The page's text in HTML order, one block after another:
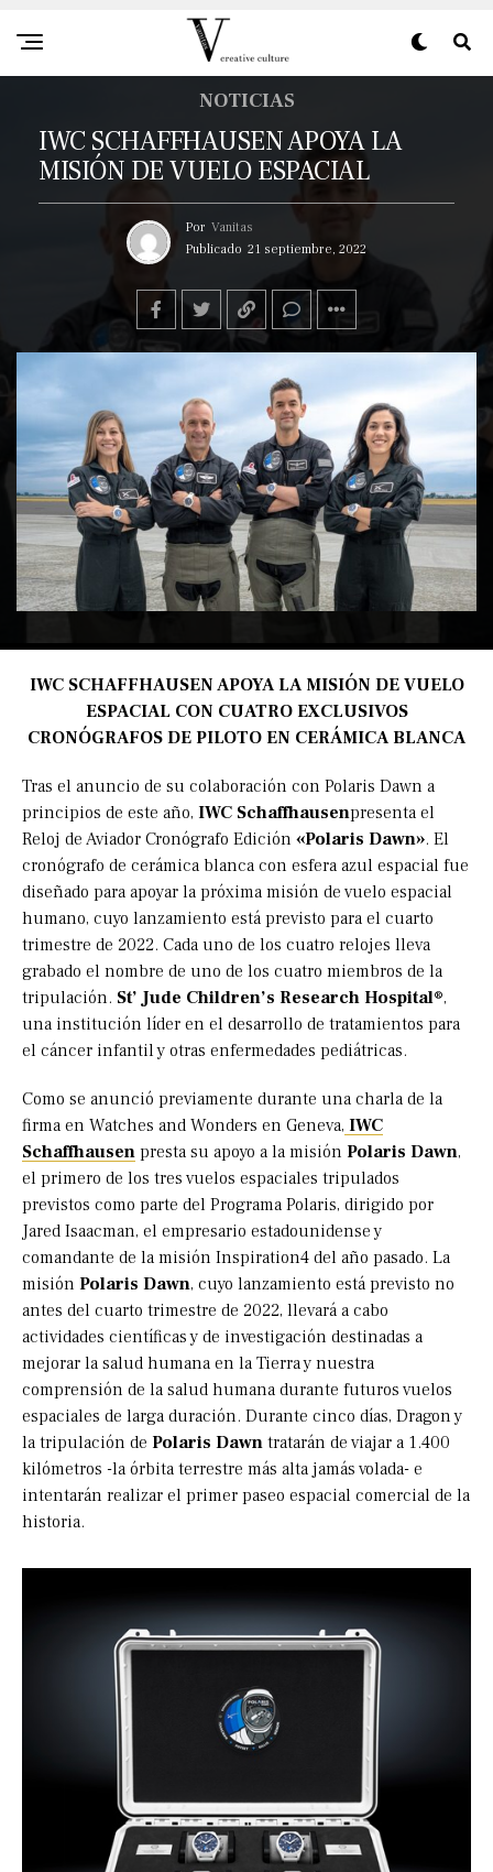
NOTICIAS
IWC SCHAFFHAUSEN APOYA LA
MISIÓN DE VUELO ESPACIAL
Por Vanitas
Publicado 21 septiembre, 2022
IWC SCHAFFHAUSEN APOYA LA MISIÓN DE VUELO
ESPACIAL CON CUATRO EXCLUSIVOS
CRONÓGRAFOS DE PILOTO EN CERÁMICA BLANCA
Tras el anuncio de su colaboración con Polaris Dawn a
principios de este año, IWC Schaffhausenpresenta el
Reloj de Aviador Cronógrafo Edición «Polaris Dawn». El
cronógrafo de cerámica blanca con esfera azul espacial fue
diseñado para apoyar la próxima misión de vuelo espacial
humano, cuyo lanzamiento está previsto para el cuarto
trimestre de 2022. Cada uno de los cuatro relojes lleva
grabado el nombre de uno de los cuatro miembros de la
tripulación. St’ Jude Children’s Research Hospital®,
una institución líder en el desarrollo de tratamientos para
el cáncer infantil y otras enfermedades pediátricas.
Como se anunció previamente durante una charla de la
firma en Watches and Wonders en Geneva, IWC
Schaffhausen presta su apoyo a la misión Polaris Dawn,
el primero de los tres vuelos espaciales tripulados
previstos como parte del Programa Polaris, dirigido por
Jared Isaacman, el empresario estadounidense y
comandante de la misión Inspiration4 del año pasado. La
misión Polaris Dawn, cuyo lanzamiento está previsto no
antes del cuarto trimestre de 2022, llevará a cabo
actividades científicas y de investigación destinadas a
mejorar la salud humana en la Tierra y nuestra
comprensión de la salud humana durante futuros vuelos
espaciales de larga duración. Durante cinco días, Dragon y
la tripulación de Polaris Dawn tratarán de viajar a 1.400
kilómetros -la órbita terrestre más alta jamás volada- e
intentarán realizar el primer paseo espacial comercial de la
historia.